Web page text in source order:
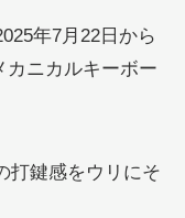
年7月22日から
カニカルキーボー
打鍵感をウリにそ